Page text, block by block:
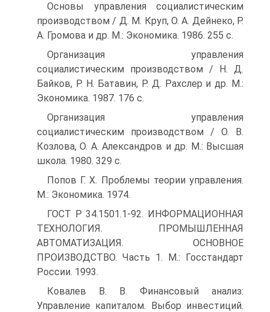
Основы управления социалистическим
производством / Д. М. Круп, О. А. Дейнеко, Р.
А. Громова и др. М.: Экономика. 1986. 255 с.
Организация управления
социалистическим производством / Н. Д.
Байков, Р. Н. Батавин, Р. Д. Рахслер и др. М.:
Экономика. 1987. 176 с.
Организация управления
социалистическим производством / О. В.
Козлова, О. А. Александров и др. М.: Высшая
школа. 1980. 329 с.
Попов Г. Х. Проблемы теории управления.
М.: Экономика. 1974.
ГОСТ Р 34.1501.1-92. ИНФОРМАЦИОННАЯ
ТЕХНОЛОГИЯ. ПРОМЫШЛЕННАЯ
АВТОМАТИЗАЦИЯ. ОСНОВНОЕ
ПРОИЗВОДСТВО. Часть 1. М.: Госстандарт
России. 1993.
Ковалев В. В. Финансовый анализ:
Управление капиталом. Выбор инвестиций.